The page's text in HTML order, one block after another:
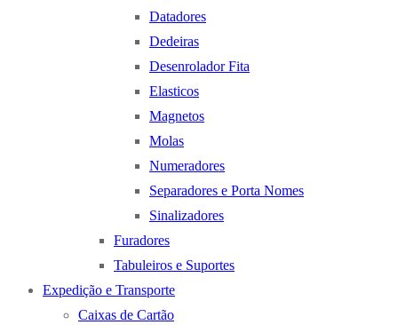
Datadores
Dedeiras
Desenrolador Fita
Elasticos
Magnetos
Molas
Numeradores
Separadores e Porta Nomes
Sinalizadores
Furadores
Tabuleiros e Suportes
Expedição e Transporte
Caixas de Cartão